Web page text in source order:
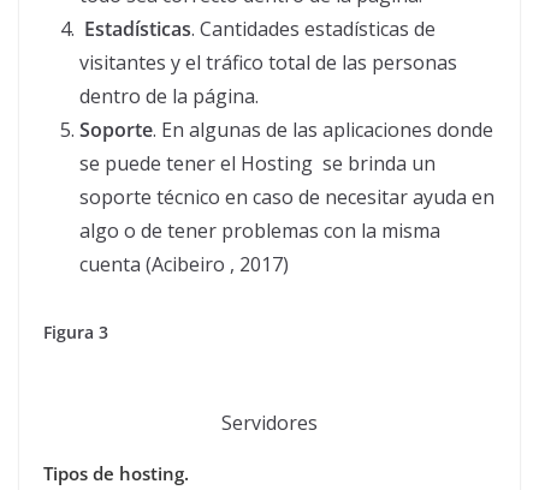
Estadísticas. Cantidades estadísticas de
visitantes y el tráfico total de las personas
dentro de la página.
Soporte. En algunas de las aplicaciones donde
se puede tener el Hosting se brinda un
soporte técnico en caso de necesitar ayuda en
algo o de tener problemas con la misma
cuenta (Acibeiro , 2017)
Figura 3
Servidores
Tipos de hosting.